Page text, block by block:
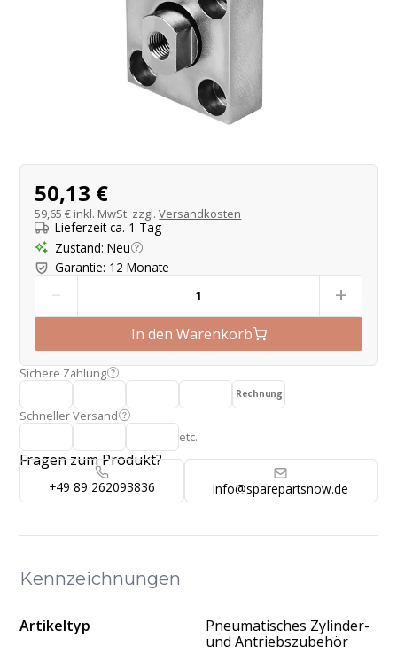
Produktangebot
50,13 €
59,65 € inkl. MwSt. zzgl.Versandkosten
Lieferzeit ca. 1 Tag
Zustand: Neu
Garantie: 12 Monate
- +
In den Warenkorb
Sichere Zahlung
Rechnung
Schneller Versand
etc.
Fragen zum Produkt?
+49 89 262093836 info@sparepartsnow.de
Kennzeichnungen
Artikeltyp
Pneumatisches Zylinder-
und Antriebszubehör